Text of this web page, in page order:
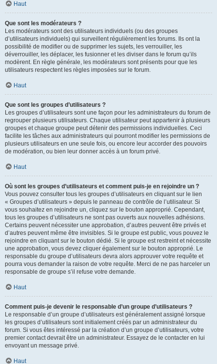
Haut
Que sont les modérateurs ?
Les modérateurs sont des utilisateurs individuels (ou des groupes
d’utilisateurs individuels) qui surveillent régulièrement les forums. Ils ont la
possibilité de modifier ou de supprimer les sujets, les verrouiller, les
déverrouiller, les déplacer, les fusionner et les diviser dans le forum qu’ils
modèrent. En règle générale, les modérateurs sont présents pour que les
utilisateurs respectent les règles imposées sur le forum.
Haut
Que sont les groupes d’utilisateurs ?
Les groupes d’utilisateurs sont une façon pour les administrateurs du forum de
regrouper plusieurs utilisateurs. Chaque utilisateur peut appartenir à plusieurs
groupes et chaque groupe peut détenir des permissions individuelles. Ceci
facilite les tâches aux administrateurs qui pourront modifier les permissions de
plusieurs utilisateurs en une seule fois, ou encore leur accorder des pouvoirs
de modération, ou bien leur donner accès à un forum privé.
Haut
Où sont les groupes d’utilisateurs et comment puis-je en rejoindre un ?
Vous pouvez consulter tous les groupes d’utilisateurs en cliquant sur le lien
« Groupes d’utilisateurs » depuis le panneau de contrôle de l’utilisateur. Si
vous souhaitez en rejoindre un, cliquez sur le bouton approprié. Cependant,
tous les groupes d’utilisateurs ne sont pas ouverts aux nouvelles adhésions.
Certains peuvent nécessiter une approbation, d’autres peuvent être privés et
d’autres peuvent même être invisibles. Si le groupe est public, vous pouvez le
rejoindre en cliquant sur le bouton dédié. Si le groupe est restreint et nécessite
une approbation, vous devez cliquer également sur le bouton approprié. Le
responsable du groupe d’utilisateurs devra alors approuver votre requête et
pourra vous demander la raison de votre requête. Merci de ne pas harceler un
responsable de groupe s’il refuse votre demande.
Haut
Comment puis-je devenir le responsable d’un groupe d’utilisateurs ?
Le responsable d’un groupe d’utilisateurs est généralement assigné lorsque
les groupes d’utilisateurs sont initialement créés par un administrateur du
forum. Si vous êtes intéressé par la création d’un groupe d’utilisateurs, votre
premier contact devrait être un administrateur. Essayez de le contacter en lui
envoyant un message privé.
Haut